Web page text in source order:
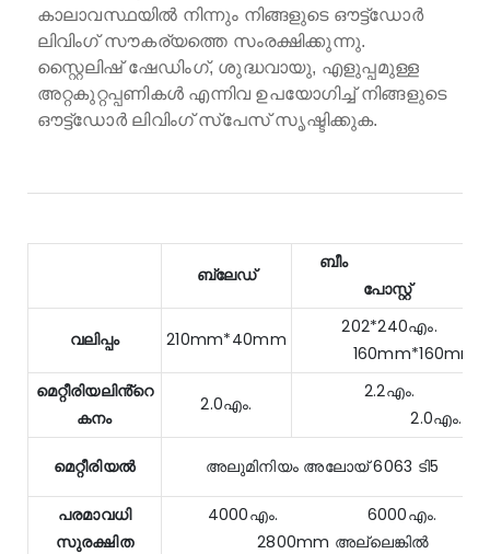
കാലാവസ്ഥയിൽ നിന്നും നിങ്ങളുടെ ഔട്ട്ഡോർ
ലിവിംഗ് സൗകര്യത്തെ സംരക്ഷിക്കുന്നു.
സ്റ്റൈലിഷ് ഷേഡിംഗ്, ശുദ്ധവായു, എളുപ്പമുള്ള
അറ്റകുറ്റപ്പണികൾ എന്നിവ ഉപയോഗിച്ച് നിങ്ങളുടെ
ഔട്ട്ഡോർ ലിവിംഗ് സ്പേസ് സൃഷ്ടിക്കുക.
ബ്ലേഡ്
ബീം
പോസ്റ്റ്
വലിപ്പം 210mm*40mm
202*240എം.
160mm*160mm
മെറ്റീരിയലിൻ്റെ
കനം
2.0എം.
2.2എം.
2.0എം.
മെറ്റീരിയൽ അലുമിനിയം അലോയ് 6063 ടി5
പരമാവധി
സുരക്ഷിത
4000എം. 6000എം.
2800mm അല്ലെങ്കിൽ